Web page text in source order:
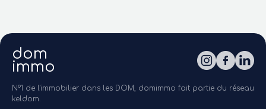
dom
immo
N°1 de l'immobilier dans les DOM, domimmo fait partie du réseau
keldom.